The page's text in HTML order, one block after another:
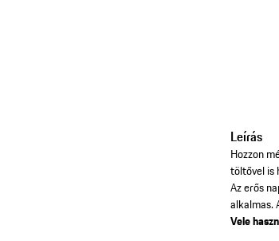
Leírás
Hozzon
töltővel is
Az erős
alkalmas.
Vele